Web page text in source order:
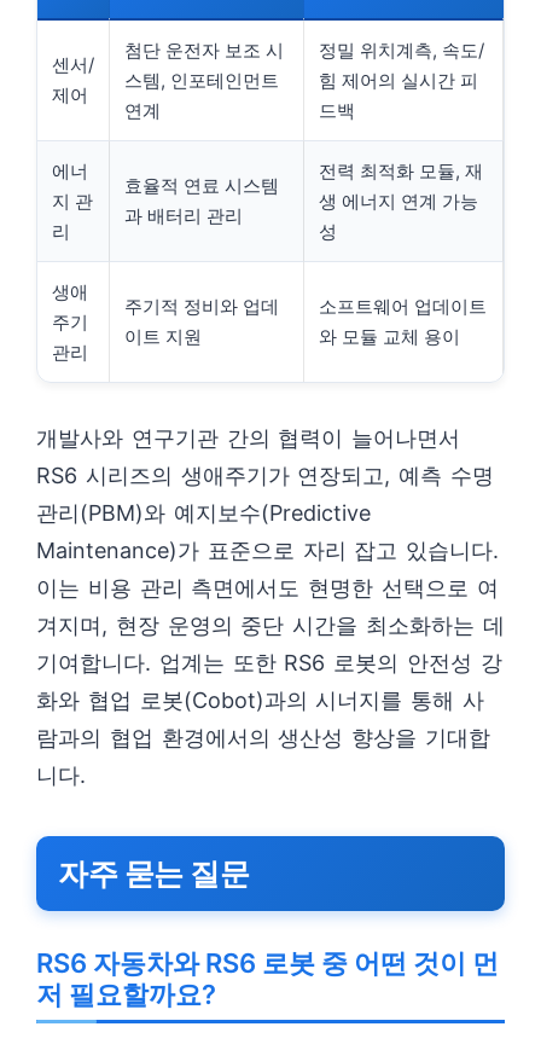
센서/
제어
첨단 운전자 보조 시
스템, 인포테인먼트
연계
정밀 위치계측, 속도/
힘 제어의 실시간 피
드백
에너
지 관
리
효율적 연료 시스템
과 배터리 관리
전력 최적화 모듈, 재
생 에너지 연계 가능
성
생애
주기
관리
주기적 정비와 업데
이트 지원
소프트웨어 업데이트
와 모듈 교체 용이
개발사와 연구기관 간의 협력이 늘어나면서
RS6 시리즈의 생애주기가 연장되고, 예측 수명
관리(PBM)와 예지보수(Predictive
Maintenance)가 표준으로 자리 잡고 있습니다.
이는 비용 관리 측면에서도 현명한 선택으로 여
겨지며, 현장 운영의 중단 시간을 최소화하는 데
기여합니다. 업계는 또한 RS6 로봇의 안전성 강
화와 협업 로봇(Cobot)과의 시너지를 통해 사
람과의 협업 환경에서의 생산성 향상을 기대합
니다.
자주 묻는 질문
RS6 자동차와 RS6 로봇 중 어떤 것이 먼
저 필요할까요?